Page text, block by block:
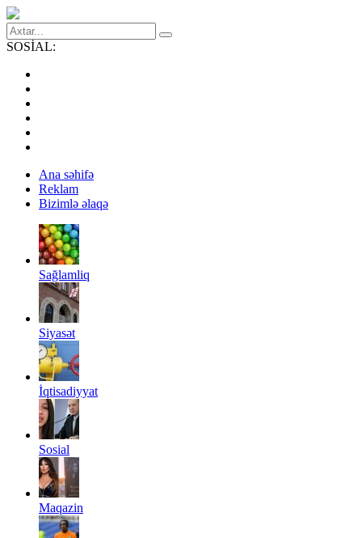
SOSİAL:
Ana səhifə
Reklam
Bizimlə əlaqə
Sağlamliq
Siyasət
İqtisadiyyat
Sosial
Maqazin